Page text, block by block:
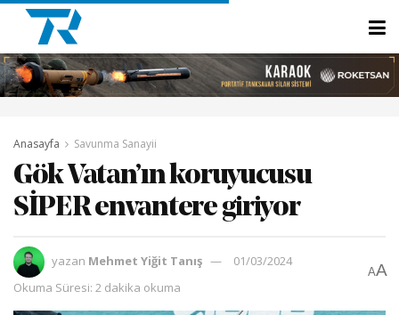
Anasayfa Savunma Sanayii
Gök Vatan’ın koruyucusu
SİPER envantere giriyor
yazan Mehmet Yiğit Tanış
01/03/2024
Okuma Süresi: 2 dakika okuma
AA